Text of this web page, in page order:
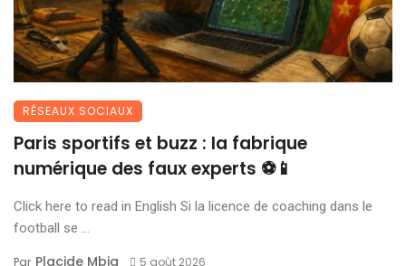
RÉSEAUX SOCIAUX
Paris sportifs et buzz : la fabrique
numérique des faux experts ⚽📱
Click here to read in English Si la licence de coaching dans le
football se ...
Par Placide Mbia 5 août 2026